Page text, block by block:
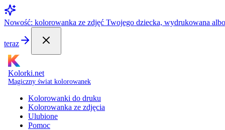
Nowość: kolorowanka ze zdjęć Twojego dziecka, wydrukowana
teraz
Kolorki.net
Magiczny świat kolorowanek
Kolorowanki do druku
Kolorowanka ze zdjęcia
Ulubione
Pomoc